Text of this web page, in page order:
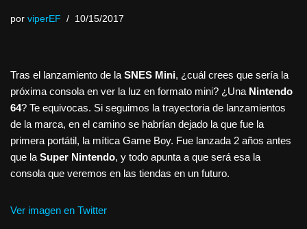
por viperEF 10/15/2017
Tras el lanzamiento de la SNES Mini, ¿cuál crees que sería la
próxima consola en ver la luz en formato mini? ¿Una Nintendo
64? Te equivocas. Si seguimos la trayectoria de lanzamientos
de la marca, en el camino se habrían dejado la que fue la
primera portátil, la mítica Game Boy. Fue lanzada 2 años antes
que la Super Nintendo, y todo apunta a que será esa la
consola que veremos en las tiendas en un futuro.
Ver imagen en Twitter